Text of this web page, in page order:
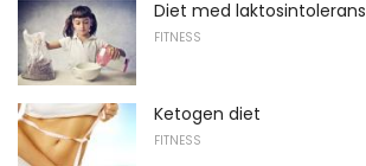
Diet med laktosintolerans
FITNESS
Ketogen diet
FITNESS